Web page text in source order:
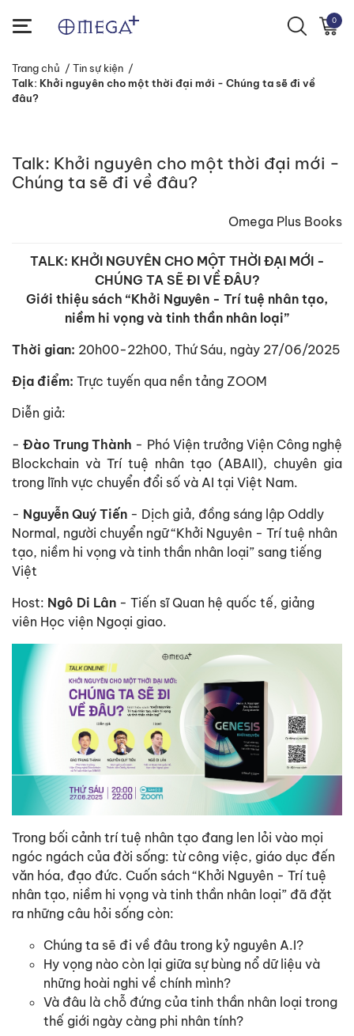
0
Trang chủ / Tin sự kiện /
Talk: Khởi nguyên cho một thời đại mới - Chúng ta sẽ đi về
đâu?
Talk: Khởi nguyên cho một thời đại mới -
Chúng ta sẽ đi về đâu?
Omega Plus Books
TALK: KHỞI NGUYÊN CHO MỘT THỜI ĐẠI MỚI -
CHÚNG TA SẼ ĐI VỀ ĐÂU?
Giới thiệu sách “Khởi Nguyên - Trí tuệ nhân tạo,
niềm hi vọng và tinh thần nhân loại”
Thời gian: 20h00-22h00, Thứ Sáu, ngày 27/06/2025
Địa điểm: Trực tuyến qua nền tảng ZOOM
Diễn giả:
-Đào Trung Thành - Phó Viện trưởng Viện Công nghệ
Blockchain và Trí tuệ nhân tạo (ABAII), chuyên gia
trong lĩnh vực chuyển đổi số và AI tại Việt Nam.
- Nguyễn Quý Tiến - Dịch giả, đồng sáng lập Oddly
Normal, người chuyển ngữ “Khởi Nguyên - Trí tuệ nhân
tạo, niềm hi vọng và tinh thần nhân loại” sang tiếng
Việt
Host: Ngô Di Lân - Tiến sĩ Quan hệ quốc tế, giảng
viên Học viện Ngoại giao.
Trong bối cảnh trí tuệ nhân tạo đang len lỏi vào mọi
ngóc ngách của đời sống: từ công việc, giáo dục đến
văn hóa, đạo đức. Cuốn sách “Khởi Nguyên - Trí tuệ
nhân tạo, niềm hi vọng và tinh thần nhân loại” đã đặt
ra những câu hỏi sống còn:
Chúng ta sẽ đi về đâu trong kỷ nguyên A.I?
Hy vọng nào còn lại giữa sự bùng nổ dữ liệu và
những hoài nghi về chính mình?
Và đâu là chỗ đứng của tinh thần nhân loại trong
thế giới ngày càng phi nhân tính?